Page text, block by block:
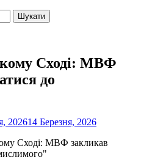
Сході: МВФ
до
202614 Березня, 2026